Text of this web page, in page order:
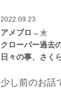
2022.09.23
アメブロ→ ★
クローバー過去
日々の事、さく
少し前のお話